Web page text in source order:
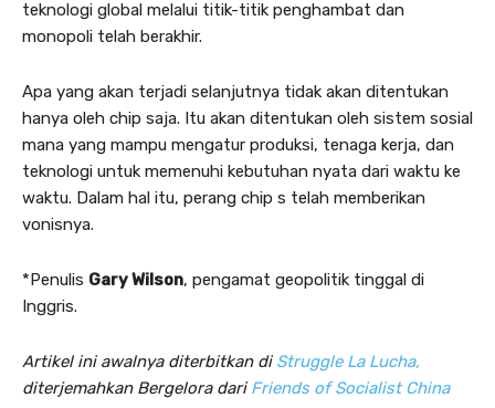
teknologi global melalui titik-titik penghambat dan
monopoli telah berakhir.
Apa yang akan terjadi selanjutnya tidak akan ditentukan
hanya oleh chip saja. Itu akan ditentukan oleh sistem sosial
mana yang mampu mengatur produksi, tenaga kerja, dan
teknologi untuk memenuhi kebutuhan nyata dari waktu ke
waktu. Dalam hal itu, perang chip s telah memberikan
vonisnya.
*Penulis Gary Wilson, pengamat geopolitik tinggal di
Inggris.
Artikel ini awalnya diterbitkan diStruggle La Lucha,
diterjemahkan Bergelora dariFriends of Socialist China